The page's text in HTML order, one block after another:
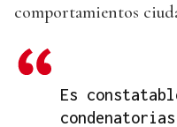
comportamientos
Es